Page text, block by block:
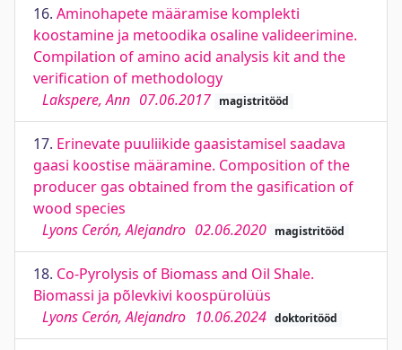
16. Aminohapete määramise komplekti
koostamine ja metoodika osaline valideerimine.
Compilation of amino acid analysis kit and the
verification of methodology
Lakspere, Ann 07.06.2017 magistritööd
17. Erinevate puuliikide gaasistamisel saadava
gaasi koostise määramine. Composition of the
producer gas obtained from the gasification of
wood species
Lyons Cerón, Alejandro 02.06.2020 magistritööd
18. Co-Pyrolysis of Biomass and Oil Shale.
Biomassi ja põlevkivi koospürolüüs
Lyons Cerón, Alejandro 10.06.2024 doktoritööd